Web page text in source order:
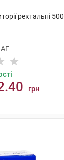
ректальні 500
грн